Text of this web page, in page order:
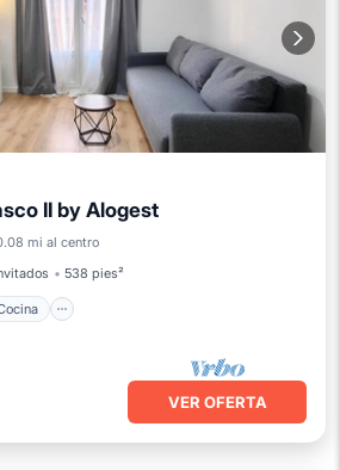
II by Alogest
mi al centro
538 pies²
Cocina
Internet
VER OFERTA